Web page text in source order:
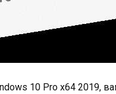
10 Pro x64 2019,